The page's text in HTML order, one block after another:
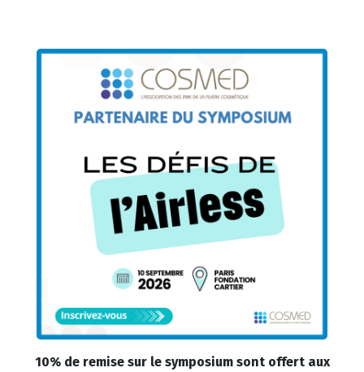
10% de remise sur le symposium sont offert aux